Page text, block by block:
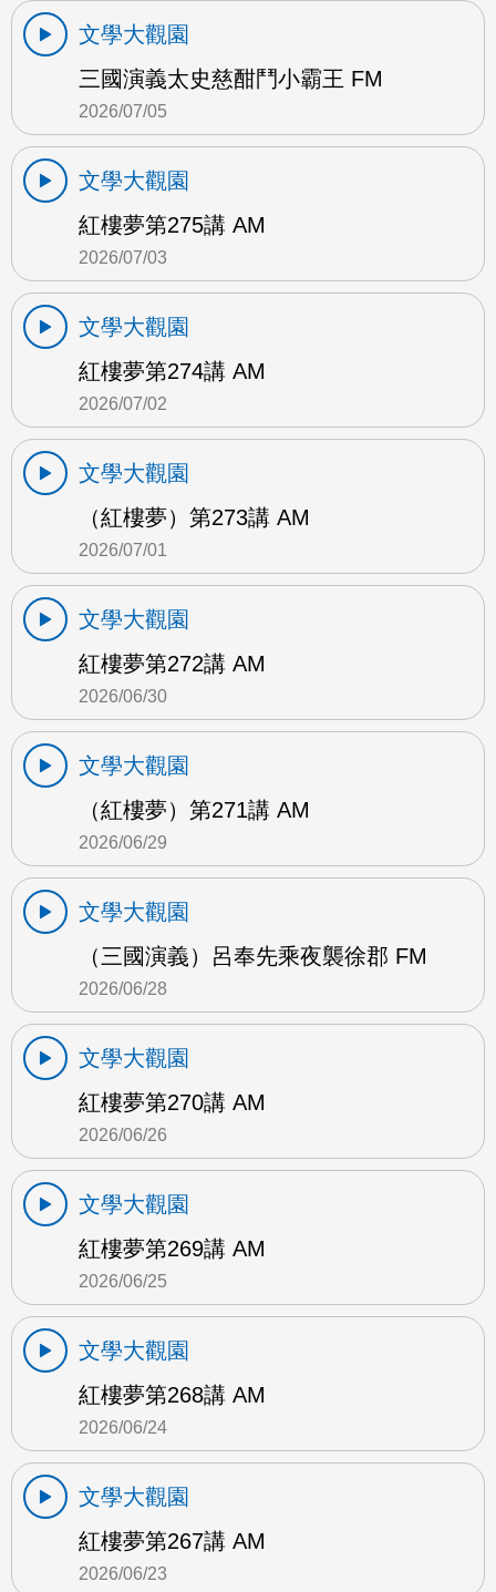
文學大觀園
三國演義太史慈酣鬥小霸王 FM
2026/07/05
文學大觀園
紅樓夢第275講 AM
2026/07/03
文學大觀園
紅樓夢第274講 AM
2026/07/02
文學大觀園
（紅樓夢）第273講 AM
2026/07/01
文學大觀園
紅樓夢第272講 AM
2026/06/30
文學大觀園
（紅樓夢）第271講 AM
2026/06/29
文學大觀園
（三國演義）呂奉先乘夜襲徐郡 FM
2026/06/28
文學大觀園
紅樓夢第270講 AM
2026/06/26
文學大觀園
紅樓夢第269講 AM
2026/06/25
文學大觀園
紅樓夢第268講 AM
2026/06/24
文學大觀園
紅樓夢第267講 AM
2026/06/23